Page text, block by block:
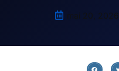
mai 20, 2026